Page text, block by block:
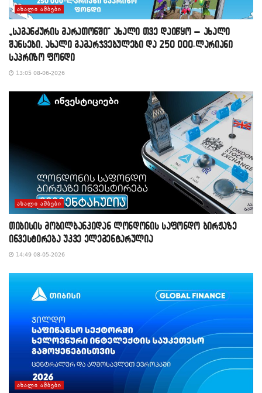
ᲐᲮᲐᲚᲘ ᲐᲛᲑᲔᲑᲘ
„საგანძურის მარათონში“ ახალი თვე დაიწყო – ახალი
შანსები, ახალი გამარჯვებულები და 250 000-ლარიანი
საპრიზო ფონდი
13:05 08-06-2026
ᲐᲮᲐᲚᲘ ᲐᲛᲑᲔᲑᲘ
თიბისის მობილბანკიდან ლონდონის საფონდო ბირჟაზე
ინვესტირება უკვე ელემენტარულია
14:49 08-05-2026
ᲐᲮᲐᲚᲘ ᲐᲛᲑᲔᲑᲘ